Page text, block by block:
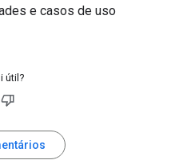
e casos de uso
útil?